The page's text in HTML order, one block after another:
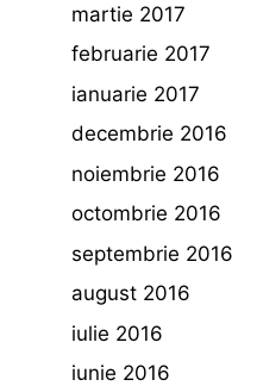
martie 2017
februarie 2017
ianuarie 2017
decembrie 2016
noiembrie 2016
octombrie 2016
septembrie 2016
august 2016
iulie 2016
iunie 2016